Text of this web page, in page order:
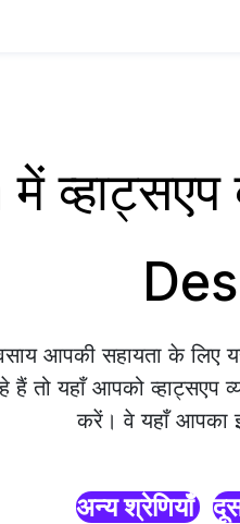
आपकी सहायता के
तो यहाँ आपको व्हाट्सएप
करें। वे यहाँ आपका
अन्य श्रेणियाँ